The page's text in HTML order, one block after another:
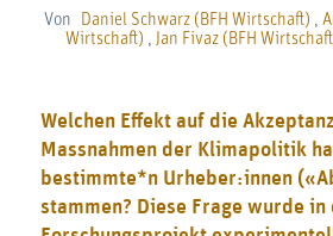
Von Daniel Schwarz (BFH Wirtschaft) ,
Wirtschaft) , Jan Fivaz (BFH
Welchen Effekt auf die
Massnahmen der Klimapolitik
bestimmte*n Urheber:innen
stammen? Diese Frage wurde in